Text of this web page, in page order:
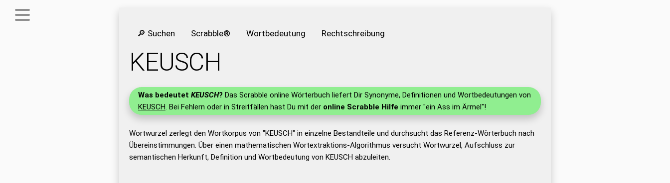
🔎 Suchen Scrabble® Wortbedeutung Rechtschreibung
KEUSCH
Was bedeutet KEUSCH? Das Scrabble online Wörterbuch liefert Dir Synonyme, Definitionen und Wortbedeutungen von
KEUSCH. Bei Fehlern oder in Streitfällen hast Du mit der online Scrabble Hilfe immer "ein Ass im Ärmel"!
Wortwurzel zerlegt den Wortkorpus von "KEUSCH" in einzelne Bestandteile und durchsucht das Referenz-Wörterbuch nach
Übereinstimmungen. Über einen mathematischen Wortextraktions-Algorithmus versucht Wortwurzel, Aufschluss zur
semantischen Herkunft, Definition und Wortbedeutung von KEUSCH abzuleiten.